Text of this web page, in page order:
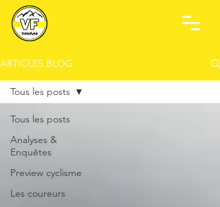
ARTICLES BLOG
Tous les posts
Analyses &
Enquêtes
Preview cyclisme
Les coureurs
Tous les posts